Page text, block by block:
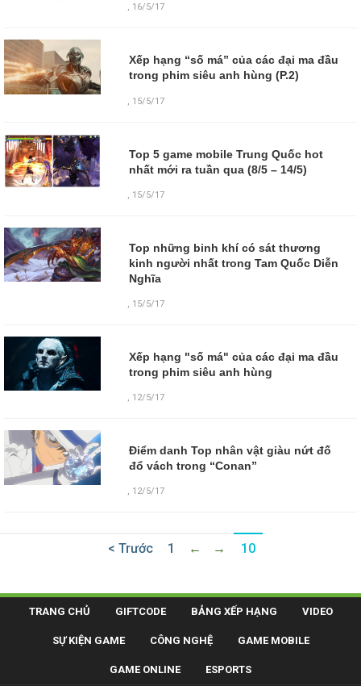
, 16/5/17
Xếp hạng “số má” của các đại ma đầu
trong phim siêu anh hùng (P.2)
15/5/17
Top 5 game mobile Trung Quốc hot
nhất mới ra tuần qua (8/5 – 14/5)
, 15/5/17
Top những binh khí có sát thương
kinh người nhất trong Tam Quốc Diễn
Nghĩa
, 15/5/17
Xếp hạng "số má" của các đại ma đầu
trong phim siêu anh hùng
, 12/5/17
Điểm danh Top nhân vật giàu nứt đố
đổ vách trong “Conan”
, 12/5/17
< Trước 1 ← → 10
TRANG CHỦ GIFTCODE BẢNG XẾP HẠNG VIDEO
SỰ KIỆN GAME CÔNG NGHỆ GAME MOBILE
GAME ONLINE ESPORTS